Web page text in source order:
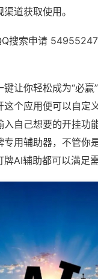
道获取使用。
搜索申请
让你轻松成为“必赢
这个应用便可以自定
入自己想要的开挂功
专用辅助器，不管你
AI辅助都可以满足需